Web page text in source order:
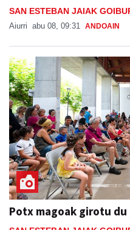
SAN ESTEBAN JAIAK
Aiurri abu 08, 09:31 ANDOAIN
Potx magoak girotu du